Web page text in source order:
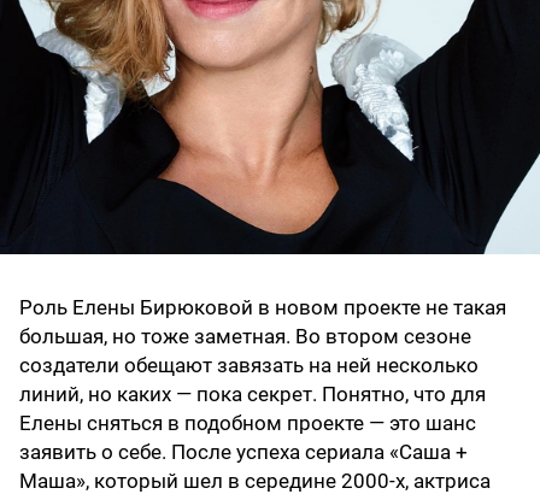
Роль Елены Бирюковой в новом проекте не такая
большая, но тоже заметная. Во втором сезоне
создатели обещают завязать на ней несколько
линий, но каких — пока секрет. Понятно, что для
Елены сняться в подобном проекте — это шанс
заявить о себе. После успеха сериала «Саша +
Маша», который шел в середине 2000-х, актриса